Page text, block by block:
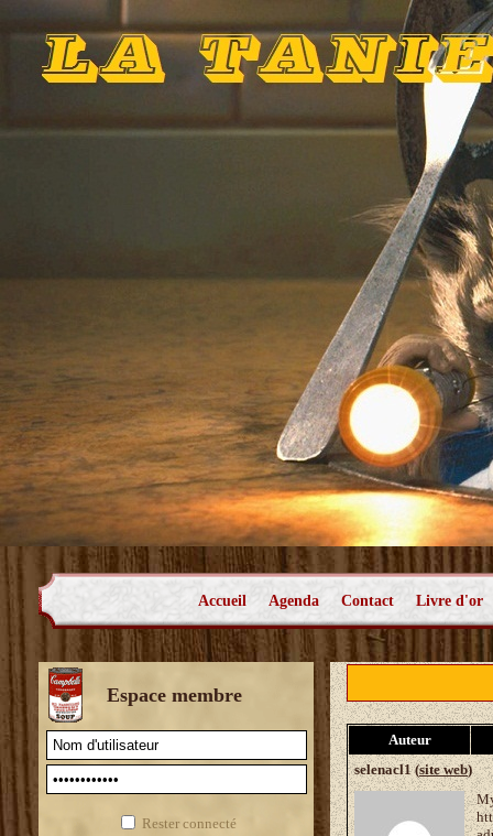
Accueil Agenda Contact Livre d'or
Espace membre
Rester connecté
Auteur
selenacl1 (site web)